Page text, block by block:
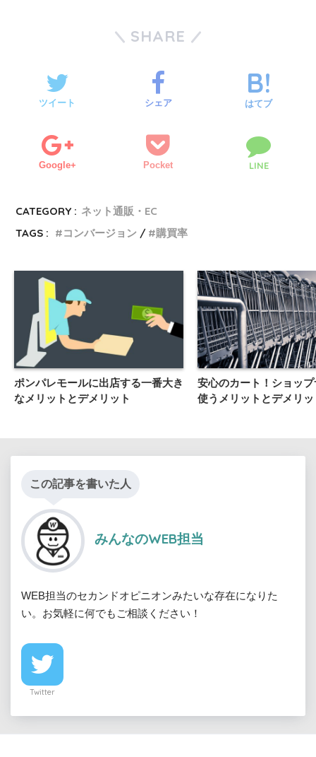
SHARE
ツイート シェア はてブ
Google+ Pocket LINE
CATEGORY : ネット通販・EC
TAGS :
コンバージョン 購買率
ポンパレモールに出店する一番大き
なメリットとデメリット
安心のカート！ショッ
使うメリットとデメリッ
この記事を書いた人
みんなのWEB担当
WEB担当のセカンドオピニオンみたいな存在になりた
い。お気軽に何でもご相談ください！
Twitter